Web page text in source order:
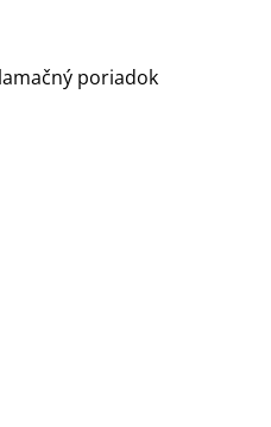
poriadok